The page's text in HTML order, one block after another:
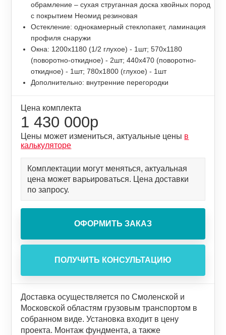
обрамление – сухая струганная доска хвойных пород
с покрытием Неомид резиновая
Остекление: однокамерный стеклопакет, ламинация
профиля снаружи
Окна: 1200х1180 (1/2 глухое) - 1шт; 570х1180
(поворотно-откидное) - 2шт; 440х470 (поворотно-
откидное) - 1шт; 780х1800 (глухое) - 1шт
Дополнительно: внутренние перегородки
Цена комплекта
1 430 000р
Цены может измениться, актуальные цены в
калькуляторе
Комплектации могут меняться, актуальная
цена может варьироваться. Цена доставки
по запросу.
Доставка осуществляется по Смоленской и
Московской областям грузовым транспортом в
собранном виде. Установка входит в цену
проекта. Монтаж фундмента, а также